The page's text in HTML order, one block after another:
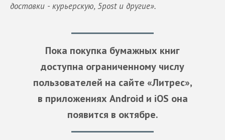
доставки - курьерскую, 5post и другие».
Пока покупка бумажных книг
доступна ограниченному числу
пользователей на сайте «Литрес»,
в приложениях Android и iOS она
появится в октябре.